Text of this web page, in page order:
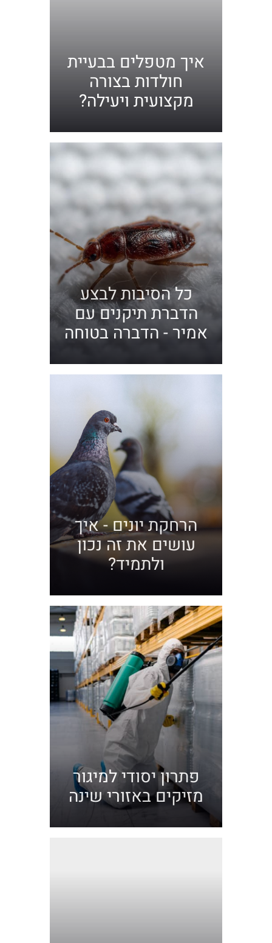
איך מטפלים בבעיית
חולדות בצורה
מקצועית ויעילה?
כל הסיבות לבצע
הדברת תיקנים עם
אמיר - הדברה בטוחה
הרחקת יונים - איך
עושים את זה נכון
ולתמיד?
פתרון יסודי למיגור
מזיקים באזורי שינה